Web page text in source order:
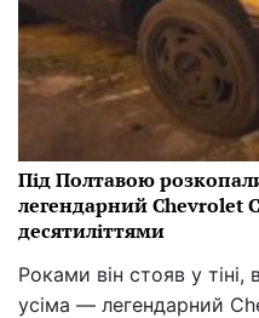
Під Полтавою
легендарний Chevrolet
десятиліттями
Роками він стояв у
усіма — легендарний